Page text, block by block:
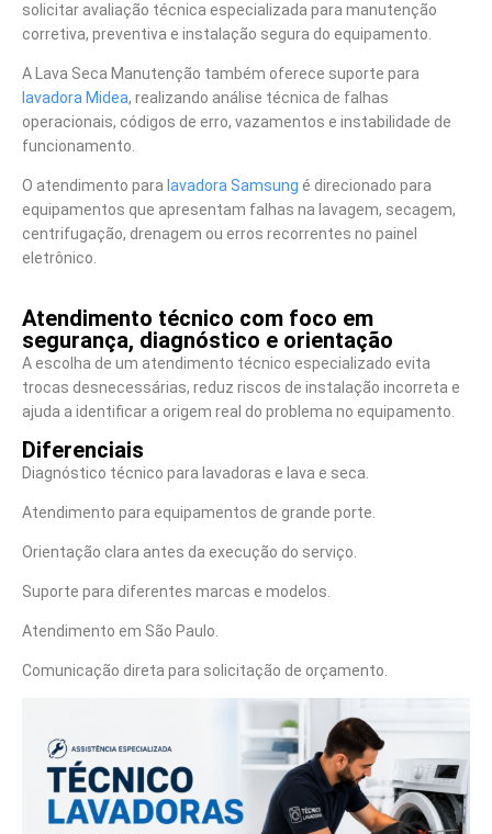
solicitar avaliação técnica especializada para manutenção
corretiva, preventiva e instalação segura do equipamento.
A Lava Seca Manutenção também oferece suporte para
lavadora Midea, realizando análise técnica de falhas
operacionais, códigos de erro, vazamentos e instabilidade de
funcionamento.
O atendimento para lavadora Samsung é direcionado para
equipamentos que apresentam falhas na lavagem, secagem,
centrifugação, drenagem ou erros recorrentes no painel
eletrônico.
Atendimento técnico com foco em
segurança, diagnóstico e orientação
A escolha de um atendimento técnico especializado evita
trocas desnecessárias, reduz riscos de instalação incorreta e
ajuda a identificar a origem real do problema no equipamento.
Diferenciais
Diagnóstico técnico para lavadoras e lava e seca.
Atendimento para equipamentos de grande porte.
Orientação clara antes da execução do serviço.
Suporte para diferentes marcas e modelos.
Atendimento em São Paulo.
Comunicação direta para solicitação de orçamento.